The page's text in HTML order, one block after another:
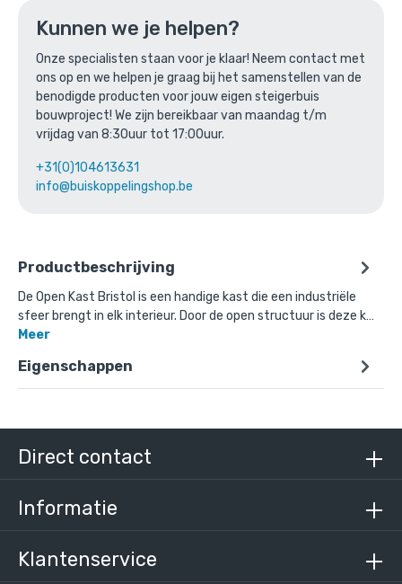
Kunnen we je helpen?
Onze specialisten staan voor je klaar! Neem contact met
ons op en we helpen je graag bij het samenstellen van de
benodigde producten voor jouw eigen steigerbuis
bouwproject! We zijn bereikbaar van maandag t/m
vrijdag van 8:30uur tot 17:00uur.
+31(0)104613631
info@buiskoppelingshop.be
Productbeschrijving
De Open Kast Bristol is een handige kast die een industriële
sfeer brengt in elk interieur. Door de open structuur is deze k…
Meer
Eigenschappen
€ 882,49 incl. BTW / stuk
€729,33 excl. BTW
Ga naar winkelmandje
Direct contact
Informatie
Klantenservice